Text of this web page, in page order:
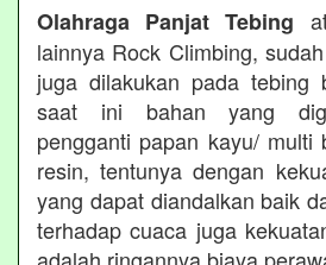
Olahraga Panjat Tebing
lainnya Rock Climbing,
juga dilakukan pada tebing
saat ini bahan yang
pengganti papan kayu/ multi
resin, tentunya dengan
yang dapat diandalkan baik
terhadap cuaca juga
adalah ringannya biaya